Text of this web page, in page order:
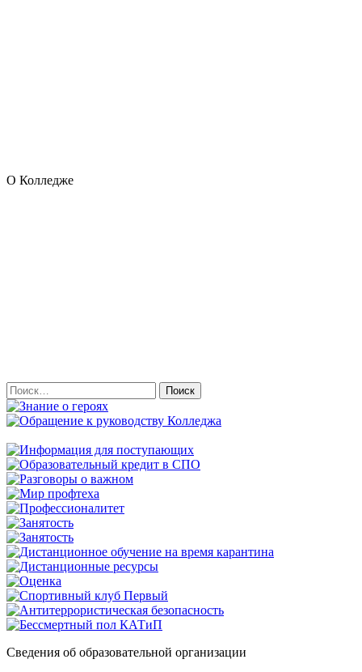
О Колледже
Найти:
Сведения об образовательной организации